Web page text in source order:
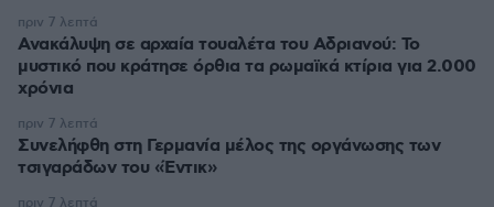
Ανακάλυψη σε αρχαία τουαλέτα του Αδριανού: Το
μυστικό που κράτησε όρθια τα ρωμαϊκά κτίρια για 2.000
χρόνια
πριν 7 λεπτά
Συνελήφθη στη Γερμανία μέλος της οργάνωσης των
τσιγαράδων του «Έντικ»
πριν 7 λεπτά
πριν 7 λεπτά